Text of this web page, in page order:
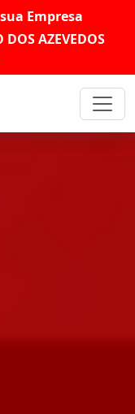
Empresa
AZEVEDOS